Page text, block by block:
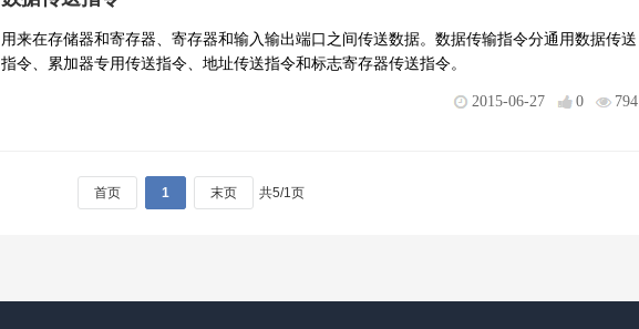
用来在存储器和寄存器、寄存器和输入输出端口之间传送数据。数据传输指令分通用数据传送
指令、累加器专用传送指令、地址传送指令和标志寄存器传送指令。
794
0
2015-06-27
首页 1 末页 共5/1页